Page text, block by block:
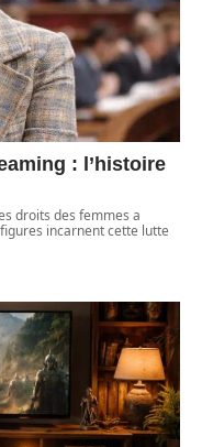
: l’histoire
droits des femmes a
incarnent cette lutte